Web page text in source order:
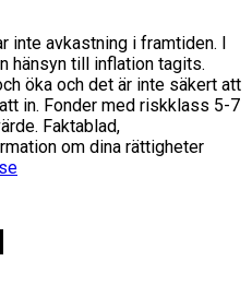
inte avkastning i framtiden. I
hänsyn till inflation tagits.
öka och det är inte säkert att
in. Fonder med riskklass 5-7
Faktablad,
om dina rättigheter